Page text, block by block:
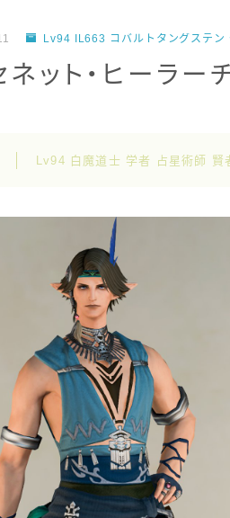
Lv94 IL663 コバルトタングステン
ット・ヒーラー
Lv94 白魔道士 学者 占星術師 賢